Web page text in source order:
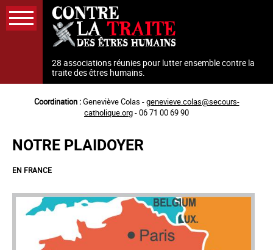
Aller
au
contenu
28 associations réunies pour lutter ensemble contre la
traite des êtres humains.
Coordination :Geneviève Colas -genevieve.colas@secours-
catholique.org- 06 71 00 69 90
NOTRE PLAIDOYER
EN FRANCE